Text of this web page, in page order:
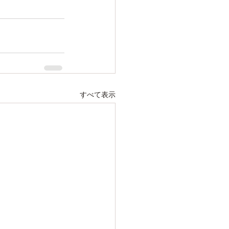
すべて表示